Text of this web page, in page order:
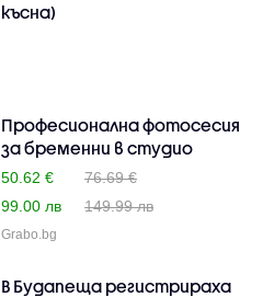
късна)
Професионална фотосесия
за бременни в студио
50.62 €
76.69 €
99.00 лв
149.99 лв
Grabo.bg
В Будапеща регистрираха